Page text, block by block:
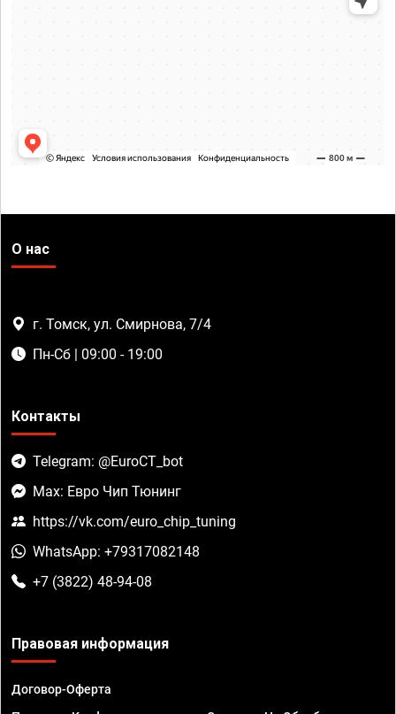
О нас
г. Томск, ул. Смирнова, 7/4
Пн-Сб | 09:00 - 19:00
Контакты
Telegram: @EuroCT_bot
Max: Евро Чип Тюнинг
https://vk.com/euro_chip_tuning
WhatsApp: +79317082148
+7 (3822) 48-94-08
Правовая информация
Договор-Оферта